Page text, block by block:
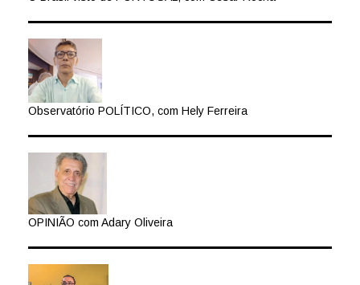
Observatório POLÍTICO, com Hely Ferreira
OPINIÃO com Adary Oliveira